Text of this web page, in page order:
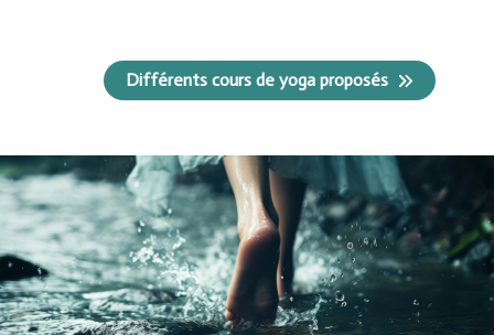
Différents cours de yoga proposés